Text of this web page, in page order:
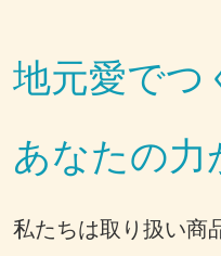
地元愛でつ
あなたの力
私たちは取り扱い商